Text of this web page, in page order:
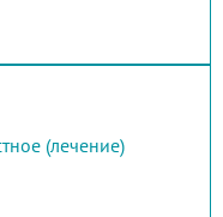
(лечение)